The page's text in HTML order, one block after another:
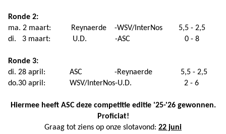
Ronde 2:
ma. 2 maart: Reynaerde -WSV/InterNos 5,5 - 2,5
di. 3 maart: U.D. -ASC 0 - 8
Ronde 3:
di. 28 april: ASC -Reynaerde 5,5 - 2,5
do.30 april: WSV/InterNos-U.D. 2 - 6
Hiermee heeft ASC deze competitie editie '25-'26 gewonnen.
Proficiat!
Graag tot ziens op onze slotavond: 22 juni